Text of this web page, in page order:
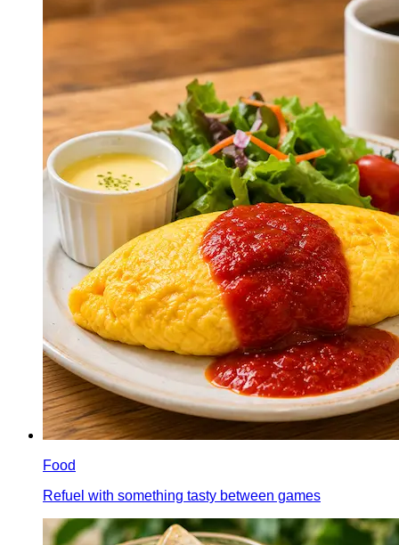
Food
Refuel with something tasty between games